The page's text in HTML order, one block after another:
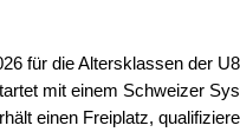
für die Altersklassen der
mit einem Schweizer
einen Freiplatz,